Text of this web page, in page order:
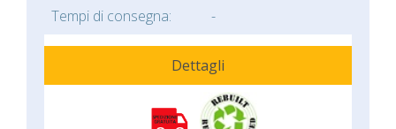
Tempi di consegna:
-
Dettagli